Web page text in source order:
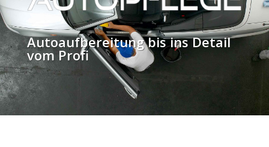
Autoaufbereitung bis ins Detail
vom Profi